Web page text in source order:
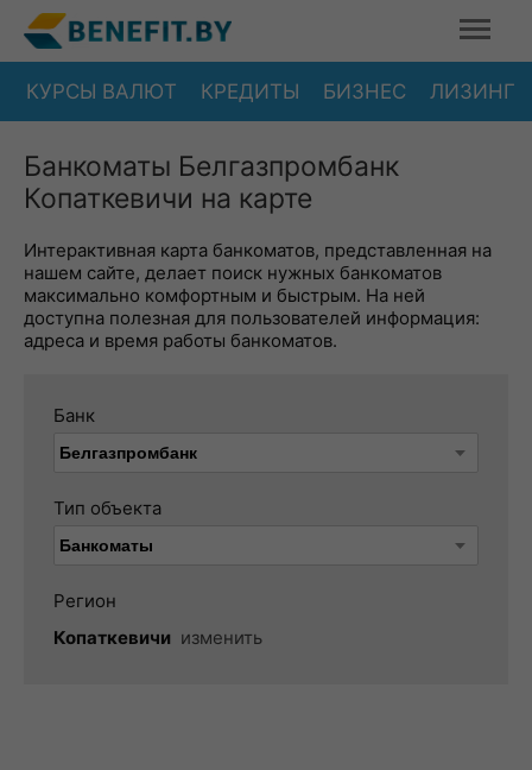
КУРСЫ ВАЛЮТ КРЕДИТЫ БИЗНЕС ЛИЗИНГ
Банкоматы Белгазпромбанк
Копаткевичи на карте
Интерактивная карта банкоматов, представленная на
нашем сайте, делает поиск нужных банкоматов
максимально комфортным и быстрым. На ней
доступна полезная для пользователей информация:
адреса и время работы банкоматов.
Банк
Тип объекта
Регион
Копаткевичи изменить